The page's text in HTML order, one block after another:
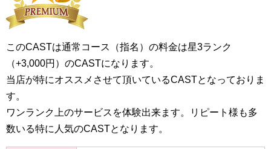
このCASTは通常コース（指名）の料金は星3ランク
（+3,000円）のCASTになります。
当店が特にオススメさせて頂いているCASTとなっておりま
す。
ワンランク上のサービスを体験出来ます。リピート様も多
数いる特に人気のCASTとなります。